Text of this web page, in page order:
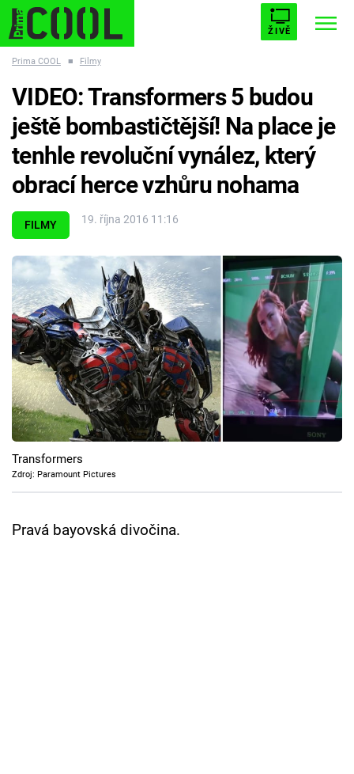
ŽIVĚ
ESCAPE PLNEJ KOTEL AVENGERS 5
Témata
Filmy
Seriály
Hry
Cool Esport
Pořady
Sledujte prima+
Přihlášení
Prima COOL ■ Filmy
FILMY 19. října 2016 11:16
VIDEO: Transformers 5 budou
ještě bombastičtější! Na place je
tenhle revoluční vynález, který
obrací herce vzhůru nohama
Transformers
Zdroj: Paramount Pictures
Pravá bayovská divočina.